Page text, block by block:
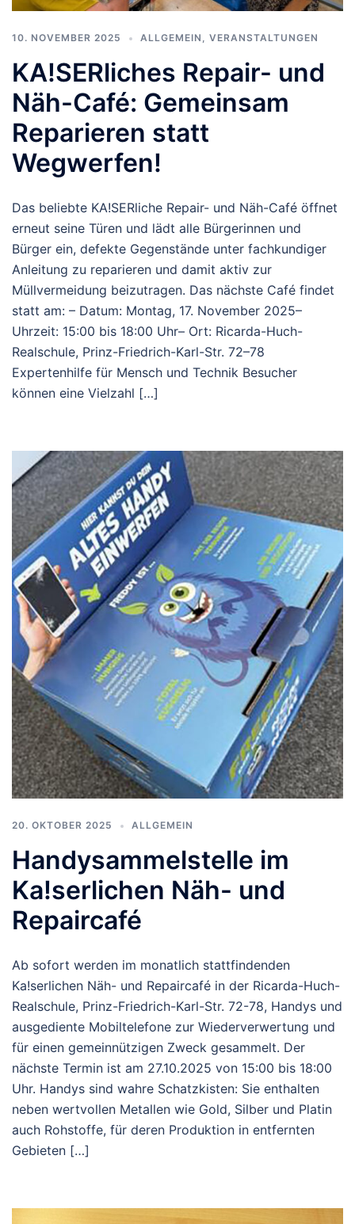
10. NOVEMBER 2025 ALLGEMEIN , VERANSTALTUNGEN
KA!SERliches Repair- und
Näh-Café: Gemeinsam
Reparieren statt
Wegwerfen!
Das beliebte KA!SERliche Repair- und Näh-Café öffnet
erneut seine Türen und lädt alle Bürgerinnen und
Bürger ein, defekte Gegenstände unter fachkundiger
Anleitung zu reparieren und damit aktiv zur
Müllvermeidung beizutragen. Das nächste Café findet
statt am: – Datum: Montag, 17. November 2025–
Uhrzeit: 15:00 bis 18:00 Uhr– Ort: Ricarda-Huch-
Realschule, Prinz-Friedrich-Karl-Str. 72–78
Expertenhilfe für Mensch und Technik Besucher
können eine Vielzahl […]
20. OKTOBER 2025 ALLGEMEIN
Handysammelstelle im
Ka!serlichen Näh- und
Repaircafé
Ab sofort werden im monatlich stattfindenden
Ka!serlichen Näh- und Repaircafé in der Ricarda-Huch-
Realschule, Prinz-Friedrich-Karl-Str. 72-78, Handys und
ausgediente Mobiltelefone zur Wiederverwertung und
für einen gemeinnützigen Zweck gesammelt. Der
nächste Termin ist am 27.10.2025 von 15:00 bis 18:00
Uhr. Handys sind wahre Schatzkisten: Sie enthalten
neben wertvollen Metallen wie Gold, Silber und Platin
auch Rohstoffe, für deren Produktion in entfernten
Gebieten […]